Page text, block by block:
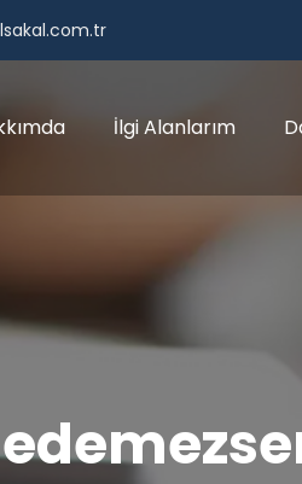
İlgi Alanlarım